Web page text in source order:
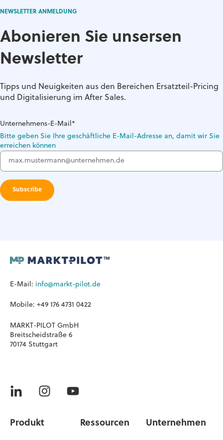
NEWSLETTER ANMELDUNG
Abonieren Sie unsersen
Newsletter
Tipps und Neuigkeiten aus den Bereichen Ersatzteil-Pricing
und Digitalisierung im After Sales.
Unternehmens-E-Mail*
Bitte geben Sie Ihre geschäftliche E-Mail-Adresse an, damit wir Sie
erreichen können
E-Mail: info@markt-pilot.de
Mobile: +49 176 4731 0422
MARKT-PILOT GmbH
Breitscheidstraße 6
70174 Stuttgart
Produkt Ressourcen Unternehmen